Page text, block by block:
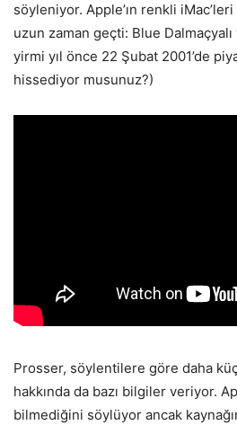
söyleniyor. Apple’ın renkli
uzun zaman geçti: Blue
yirmi yıl önce 22 Şubat 2001’de
hissediyor musunuz?)
Prosser, söylentilere göre daha
hakkında da bazı bilgiler veriyor.
bilmediğini söylüyor ancak